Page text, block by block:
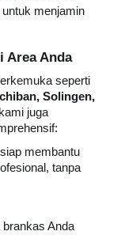
untuk menjamin
Area Anda
seperti
Solingen,
juga
membantu
tanpa
brankas Anda